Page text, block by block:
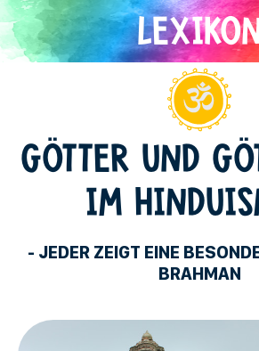
Direkt
zum
Inhalt
GÖTTER UND
IM
- JEDER ZEIGT EINE
BRAHMAN